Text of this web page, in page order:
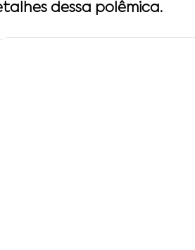
dessa polêmica.